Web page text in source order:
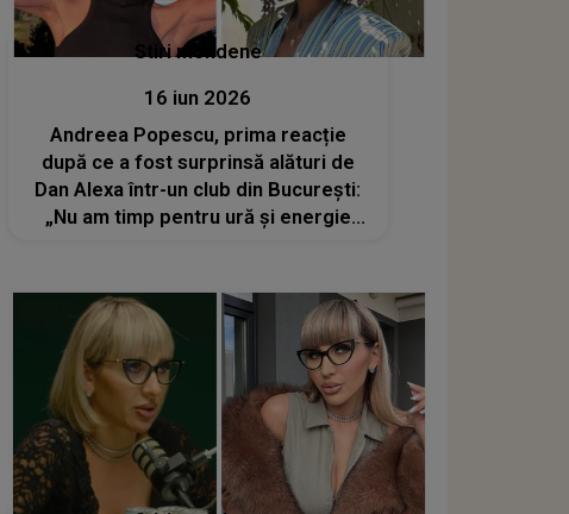
Stiri mondene
16 iun 2026
Andreea Popescu, prima reacție
după ce a fost surprinsă alături de
Dan Alexa într-un club din București:
„Nu am timp pentru ură și energie